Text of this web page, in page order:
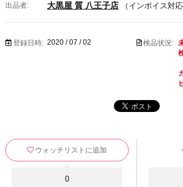
出品者: 大黒屋 質 八王子店 （インボイス対応
登録日時: 2020 / 07 / 02 検品状況:
ウォッチリストに追加
0